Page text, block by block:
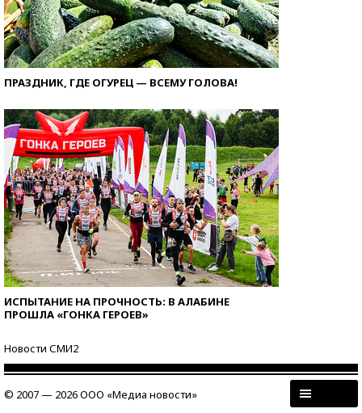
ПРАЗДНИК, ГДЕ ОГУРЕЦ — ВСЕМУ ГОЛОВА!
ИСПЫТАНИЕ НА ПРОЧНОСТЬ: В АЛАБИНЕ
ПРОШЛА «ГОНКА ГЕРОЕВ»
Новости СМИ2
© 2007 — 2026 ООО «Медиа новости»